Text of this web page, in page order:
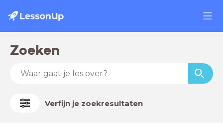
Zoeken
Verfijn je zoekresultaten